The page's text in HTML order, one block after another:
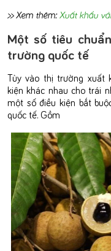
>> Xem thêm:Xuất khẩu
Một số tiêu
trường quốc tế
Tùy vào thị trường xuất
kiện khác nhau cho trái
một số điều kiện bắt
quốc tế. Gồm